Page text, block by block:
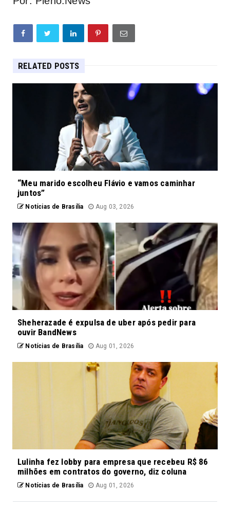
RELATED POSTS
“Meu marido escolheu Flávio e vamos caminhar
juntos”
Notícias de Brasília Aug 03, 2026
Sheherazade é expulsa de uber após pedir para
ouvir BandNews
Notícias de Brasília Aug 01, 2026
Lulinha fez lobby para empresa que recebeu R$ 86
milhões em contratos do governo, diz coluna
Notícias de Brasília Aug 01, 2026